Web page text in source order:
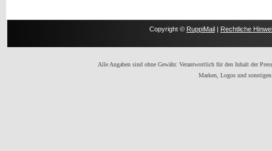
Copyright ©RuppiMail|Rechtliche
Alle Angaben sind ohne Gewähr. Verantwortlich für den Inhalt der
Marken, Logos und